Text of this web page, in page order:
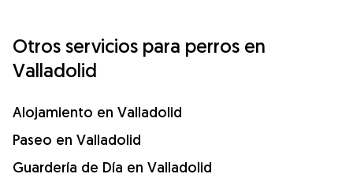
Otros servicios para perros en
Valladolid
Alojamiento en Valladolid
Paseo en Valladolid
Guardería de Día en Valladolid